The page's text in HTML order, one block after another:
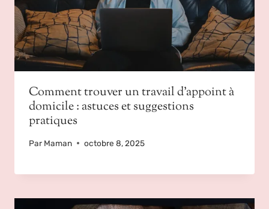
Comment trouver un travail d’appoint à
domicile : astuces et suggestions
pratiques
Par Maman octobre 8, 2025